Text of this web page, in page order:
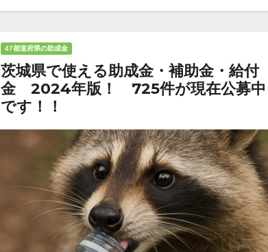
47都道府県の助成金
茨城県で使える助成金・補助金・給付
金 2024年版！ 725件が現在公募中
です！！